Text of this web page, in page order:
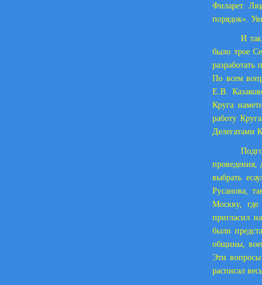
Филарет.
порядок».
И
было трое
разработать
По всем
Е.В.
Круга
работу
Делегатами
выбрать
Русанова,
Москву,
пригласил
были
общины,
Эти
расписал